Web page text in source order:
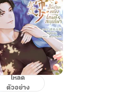
โหลด
ตัวอย่าง